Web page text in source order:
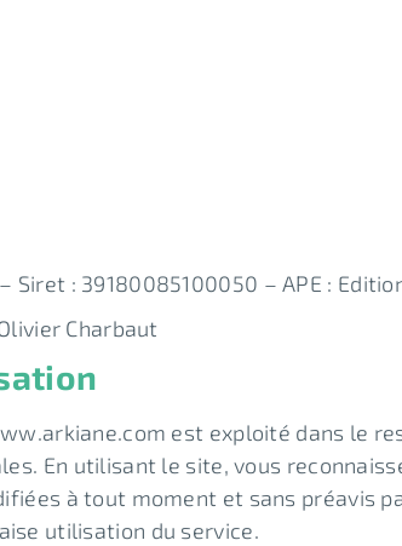
– Siret : 39180085100050 – APE :
Charbaut
est exploité dans le
En utilisant le site, vous
à tout moment et sans préavis
utilisation du service.